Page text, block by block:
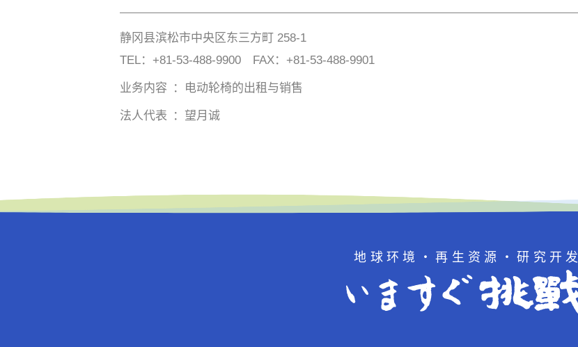
静冈县滨松市中央区东三方町 258-1
TEL： +81-53-488-9900 FAX：+81-53-488-9901
业务内容 电动轮椅的出租与销售
法人代表 望月诚
地球环境・再生资源・研究开发